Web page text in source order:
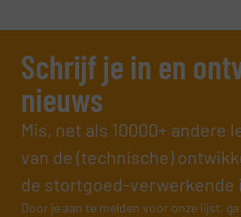
Schrijf je in en
nieuws
Mis, net als 10000+ andere
van de (technische)
de stortgoed-verwerkende
Door je aan te melden voor onze lijst,